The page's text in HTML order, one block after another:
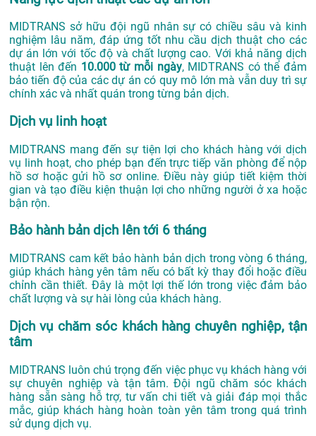
MIDTRANS sở hữu đội ngũ nhân sự có chiều sâu và kinh
nghiệm lâu năm, đáp ứng tốt nhu cầu dịch thuật cho các
dự án lớn với tốc độ và chất lượng cao. Với khả năng dịch
thuật lên đến 10.000 từ mỗi ngày, MIDTRANS có thể đảm
bảo tiến độ của các dự án có quy mô lớn mà vẫn duy trì sự
chính xác và nhất quán trong từng bản dịch.
Dịch vụ linh hoạt
MIDTRANS mang đến sự tiện lợi cho khách hàng với dịch
vụ linh hoạt, cho phép bạn đến trực tiếp văn phòng để nộp
hồ sơ hoặc gửi hồ sơ online. Điều này giúp tiết kiệm thời
gian và tạo điều kiện thuận lợi cho những người ở xa hoặc
bận rộn.
Bảo hành bản dịch lên tới 6 tháng
MIDTRANS cam kết bảo hành bản dịch trong vòng 6 tháng,
giúp khách hàng yên tâm nếu có bất kỳ thay đổi hoặc điều
chỉnh cần thiết. Đây là một lợi thế lớn trong việc đảm bảo
chất lượng và sự hài lòng của khách hàng.
Dịch vụ chăm sóc khách hàng chuyên nghiệp, tận
tâm
MIDTRANS luôn chú trọng đến việc phục vụ khách hàng với
sự chuyên nghiệp và tận tâm. Đội ngũ chăm sóc khách
hàng sẵn sàng hỗ trợ, tư vấn chi tiết và giải đáp mọi thắc
mắc, giúp khách hàng hoàn toàn yên tâm trong quá trình
sử dụng dịch vụ.